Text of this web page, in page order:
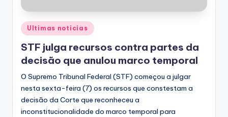
Posted
in
Ultimas noticias
STF julga recursos contra partes da
decisão que anulou marco temporal
O Supremo Tribunal Federal (STF) começou a julgar
nesta sexta-feira (7) os recursos que constestam a
decisão da Corte que reconheceu a
inconstitucionalidade do marco temporal para